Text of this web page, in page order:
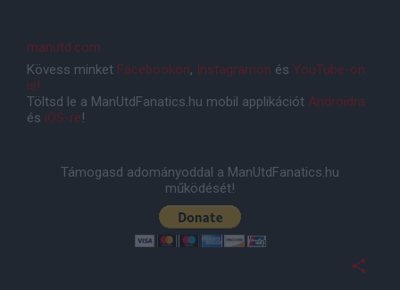
manutd.com
Kövess minket Facebookon, Instagramon és YouTube-on
is!
Töltsd le a ManUtdFanatics.hu mobil applikációt Androidra
és iOS-re!
Támogasd adományoddal a ManUtdFanatics.hu
működését!